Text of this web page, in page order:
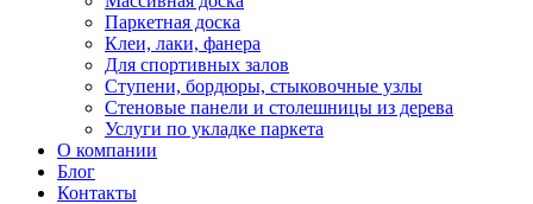
Паркетная доска
Клеи, лаки, фанера
Для спортивных залов
Ступени, бордюры, стыковочные узлы
Стеновые панели и столешницы из дерева
Услуги по укладке паркета
О компании
Блог
Контакты